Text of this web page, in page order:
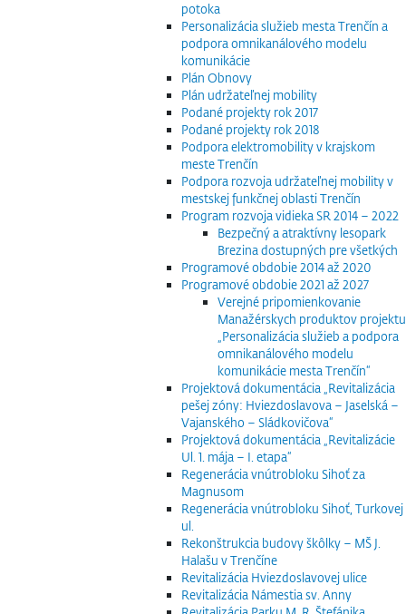
potoka
Personalizácia služieb mesta Trenčín a
podpora omnikanálového modelu
komunikácie
Plán Obnovy
Plán udržateľnej mobility
Podané projekty rok 2017
Podané projekty rok 2018
Podpora elektromobility v krajskom
meste Trenčín
Podpora rozvoja udržateľnej mobility v
mestskej funkčnej oblasti Trenčín
Program rozvoja vidieka SR 2014 – 2022
Bezpečný a atraktívny lesopark
Brezina dostupných pre všetkých
Programové obdobie 2014 až 2020
Programové obdobie 2021 až 2027
Verejné pripomienkovanie
Manažérskych produktov projektu
„Personalizácia služieb a podpora
omnikanálového modelu
komunikácie mesta Trenčín“
Projektová dokumentácia „Revitalizácia
pešej zóny: Hviezdoslavova – Jaselská –
Vajanského – Sládkovičova“
Projektová dokumentácia „Revitalizácie
Ul. 1. mája – I. etapa“
Regenerácia vnútrobloku Sihoť za
Magnusom
Regenerácia vnútrobloku Sihoť, Turkovej
ul.
Rekonštrukcia budovy škôlky – MŠ J.
Halašu v Trenčíne
Revitalizácia Hviezdoslavovej ulice
Revitalizácia Námestia sv. Anny